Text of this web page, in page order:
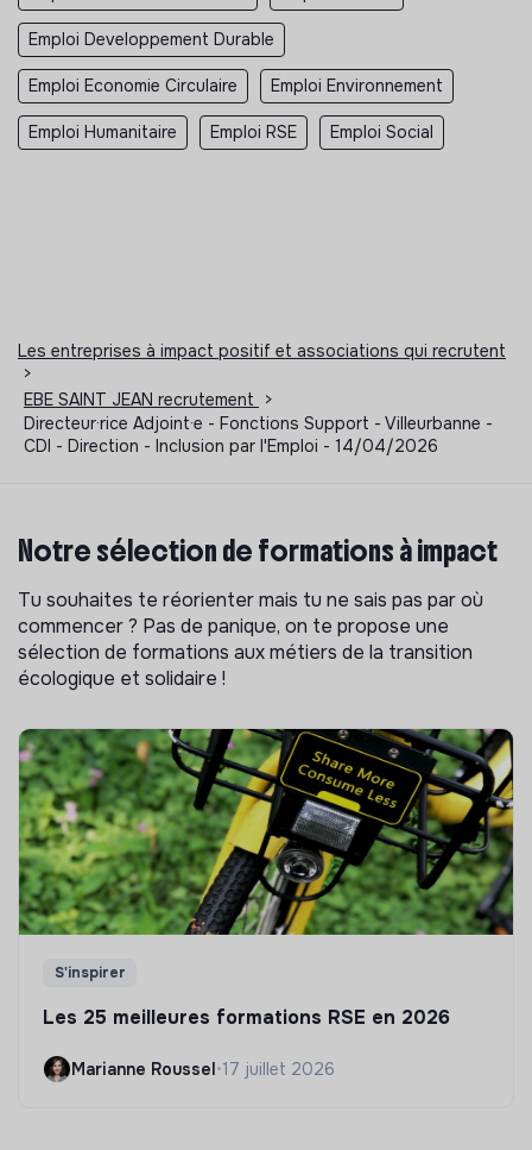
Emploi Developpement Durable
Emploi Economie Circulaire Emploi Environnement
Emploi Humanitaire Emploi RSE Emploi Social
Les entreprises à impact positif et associations qui recrutent
>
EBE SAINT JEAN recrutement
>
Directeur·rice Adjoint·e - Fonctions Support - Villeurbanne -
CDI - Direction - Inclusion par l'Emploi - 14/04/2026
Notre sélection de formations à impact
Tu souhaites te réorienter mais tu ne sais pas par où
commencer ? Pas de panique, on te propose une
sélection de formations aux métiers de la transition
écologique et solidaire !
S'inspirer
Les 25 meilleures formations RSE en 2026
Marianne Roussel•17 juillet 2026